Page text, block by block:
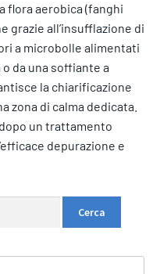
flora aerobica (fanghi
grazie all’insufflazione di
a microbolle alimentati
da una soffiante a
la chiarificazione
zona di calma dedicata.
un trattamento
depurazione e
Cerca